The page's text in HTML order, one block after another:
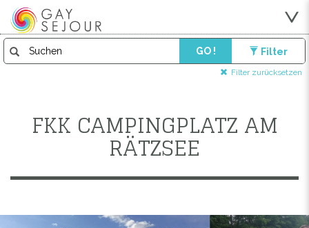
GO ! Filter
Filter zurücksetzen
FKK CAMPINGPLATZ AM
RÄTZSEE